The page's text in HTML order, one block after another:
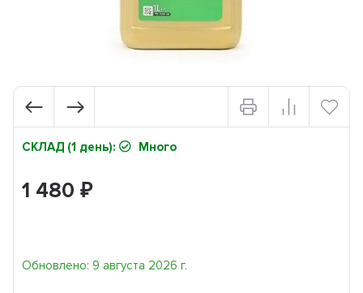
СКЛАД (1 день): Много
1 480₽
Обновлено: 9 августа 2026 г.